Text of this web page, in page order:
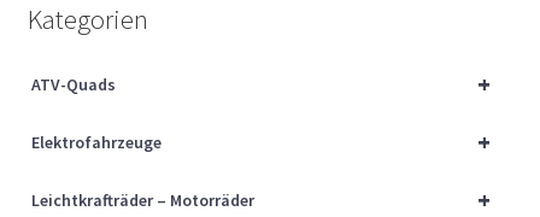
Über uns
Kategorien
+
ATV-Quads
+
Elektrofahrzeuge
+
Leichtkrafträder – Motorräder